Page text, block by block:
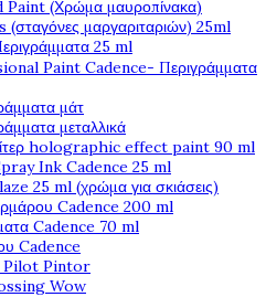
(Χρώμα μαυροπίνακα)
μαργαριταριών) 25ml
25 ml
Paint Cadence- Περιγράμματα
μάτ
μεταλλικά
holographic effect paint 90 ml
Ink Cadence 25 ml
25 ml (χρώμα για σκιάσεις)
Cadence 200 ml
Cadence 70 ml
Cadence
Pilot Pintor
Wow